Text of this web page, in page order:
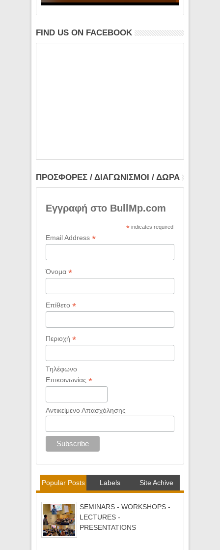
FIND US ON FACEBOOK
ΠΡΟΣΦΟΡΕΣ / ΔΙΑΓΩΝΙΣΜΟΙ / ΔΩΡΑ
Εγγραφή στο BullMp.com
*indicates required
Email Address *
Όνομα *
Επίθετο *
Περιοχή *
Τηλέφωνο
Επικοινωνίας *
Αντικείμενο Απασχόλησης
Popular Posts Labels Site Achive
SEMINARS - WORKSHOPS -
LECTURES -
PRESENTATIONS